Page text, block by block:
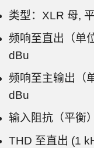
类型：XLR 母,
频响至直出（单
dBu
频响至主输出（
dBu
输入阻抗（平衡
THD 至直出 (1